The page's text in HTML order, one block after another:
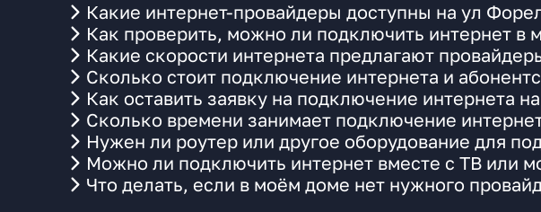
Какие интернет-провайдеры доступны на ул
Как проверить, можно ли подключить интернет в
Какие скорости интернета предлагают
Сколько стоит подключение интернета и
Как оставить заявку на подключение интернета
Сколько времени занимает подключение
Нужен ли роутер или другое оборудование для
Можно ли подключить интернет вместе с ТВ или
Что делать, если в моём доме нет нужного